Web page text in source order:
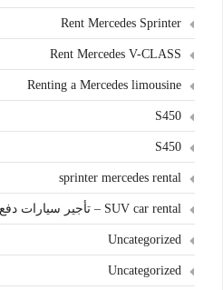
Rent Mercedes Sprinter
Rent Mercedes V-CLASS
Renting a Mercedes limousine
S450
S450
sprinter mercedes rental
SUV car rental – تأجير سيارات دفع رباعي 4*4 مع سائق
Uncategorized
Uncategorized